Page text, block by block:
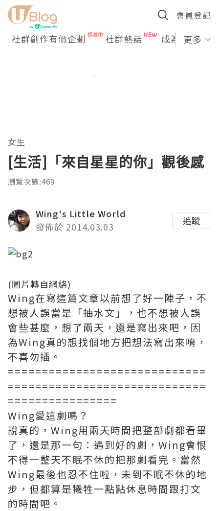
會員登記
社群創作有價企劃 社群熱話 成為U更多
女生
[生活]「來自星星的你」觀後感
瀏覽次數:469
Wing's Little World
發佈於 2014.03.03
追蹤
(圖片轉自網絡)
Wing在寫這篇文章以前想了好一陣子，不
想被人誤當是「抽水文」，也不想被人誤
會些甚麼，想了兩天，還是寫出來吧，因
為Wing真的想找個地方把想法寫出來唷，
不喜勿插。
=============================
=============================
================
Wing愛這劇嗎？
說真的，Wing用兩天時間把整部劇都看畢
了，還是那一句：遇到好的劇，Wing會恨
不得一整天不眠不休的把那劇看完。當然
Wing最後也忍不住啦，未到不眠不休的地
步，但都算是犧牲一點點休息時間跟打文
的時間吧。